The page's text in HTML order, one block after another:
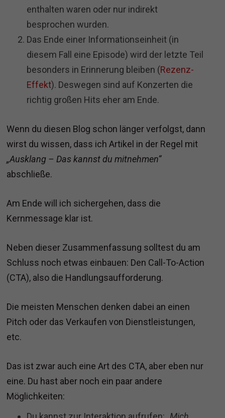
enthalten waren oder nur indirekt
besprochen wurden.
Das Ende einer Informationseinheit (in
diesem Fall eine Episode) wird der letzte Teil
besonders in Erinnerung bleiben (Rezenz-
Effekt). Deswegen sind auf Konzerten die
richtig großen Hits eher am Ende.
Wenn du diesen Blog schon länger verfolgst, dann
wirst du wissen, dass ich Artikel in der Regel mit
„Ausklang – Das kannst du mitnehmen“
abschließe.
Am Ende will ich sichergehen, dass die
Kernmessage klar ist.
Neben dieser Zusammenfassung solltest du am
Schluss noch etwas einbauen: Den Call-To-Action
(CTA), also die Handlungsaufforderung.
Die meisten Menschen denken dabei an einen
Pitch oder das Verkaufen von Dienstleistungen,
etc.
Das ist zwar auch eine Art des CTA, aber eben nur
eine. Du hast aber noch ein paar andere
Möglichkeiten: